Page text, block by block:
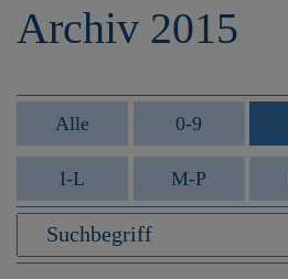
h
p
Archiv 2015
Alle 0-9
I-L M-P